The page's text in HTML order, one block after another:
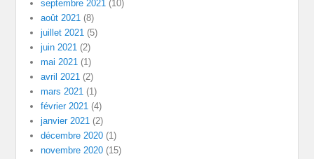
septembre 2021 (10)
août 2021 (8)
juillet 2021 (5)
juin 2021 (2)
mai 2021 (1)
avril 2021 (2)
mars 2021 (1)
février 2021 (4)
janvier 2021 (2)
décembre 2020 (1)
novembre 2020 (15)